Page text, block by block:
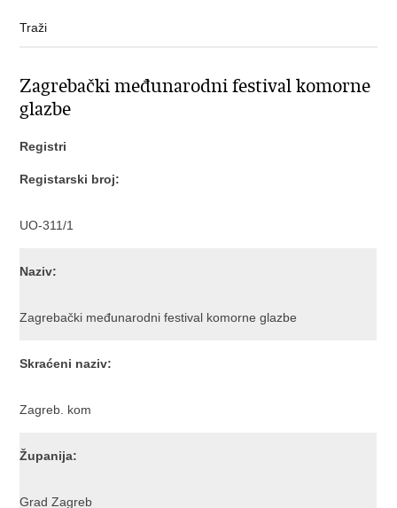
Zagrebački međunarodni festival komorne
glazbe
Registri
Registarski broj:
UO-311/1
Naziv:
Zagrebački međunarodni festival komorne glazbe
Skraćeni naziv:
Zagreb. kom
Županija:
Grad Zagreb